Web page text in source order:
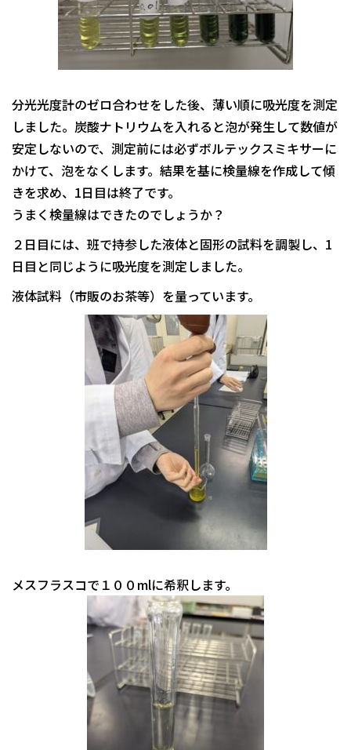
分光光度計のゼロ合わせをした後、薄い順に吸光度を測定
しました。炭酸ナトリウムを入れると泡が発生して数値が
安定しないので、測定前には必ずボルテックスミキサーに
かけて、泡をなくします。結果を基に検量線を作成して傾
きを求め、1日目は終了です。
うまく検量線はできたのでしょうか？
２日目には、班で持参した液体と固形の試料を調製し、1
日目と同じように吸光度を測定しました。
液体試料（市販のお茶等）を量っています。
メスフラスコで１００mlに希釈します。